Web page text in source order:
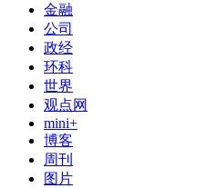
金融
公司
政经
环科
世界
观点网
mini+
博客
周刊
图片